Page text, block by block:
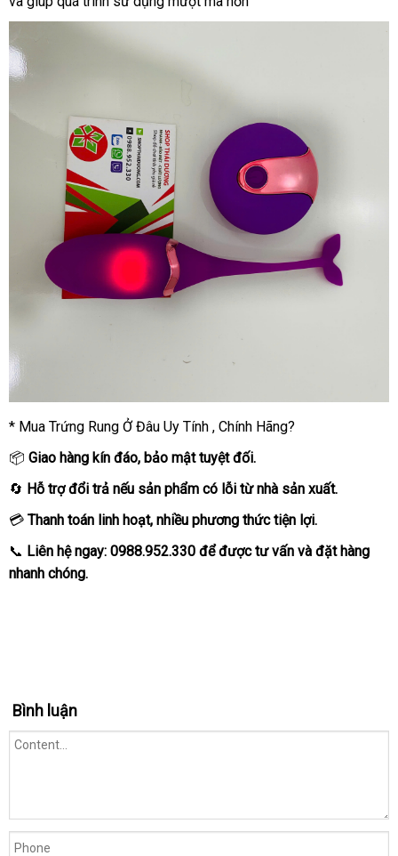
* Mua Trứng Rung Ở Đâu Uy Tính , Chính Hãng?
📦 Giao hàng kín đáo, bảo mật tuyệt đối.
🔄 Hỗ trợ đổi trả nếu sản phẩm có lỗi từ nhà sản xuất.
💳 Thanh toán linh hoạt, nhiều phương thức tiện lợi.
📞 Liên hệ ngay: 0988.952.330 để được tư vấn và đặt hàng
nhanh chóng.
Bình luận